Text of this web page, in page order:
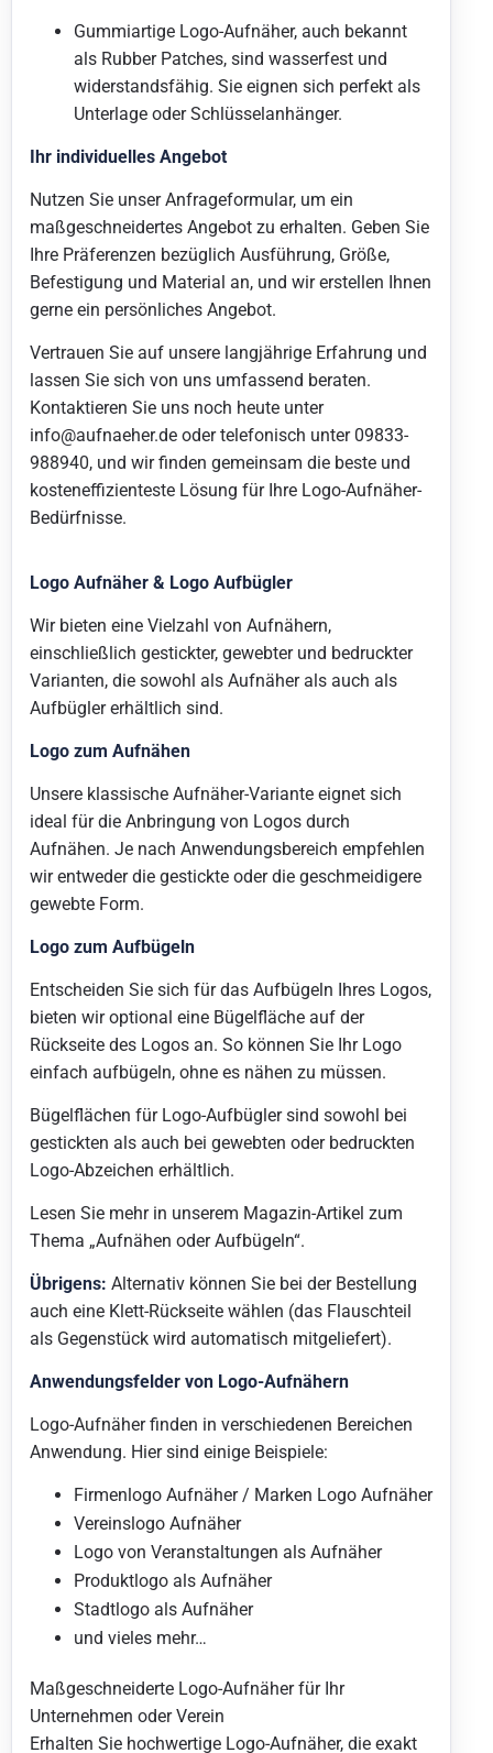
Gummiartige Logo-Aufnäher, auch bekannt
als Rubber Patches, sind wasserfest und
widerstandsfähig. Sie eignen sich perfekt als
Unterlage oder Schlüsselanhänger.
Ihr individuelles Angebot
Nutzen Sie unser Anfrageformular, um ein
maßgeschneidertes Angebot zu erhalten. Geben Sie
Ihre Präferenzen bezüglich Ausführung, Größe,
Befestigung und Material an, und wir erstellen Ihnen
gerne ein persönliches Angebot.
Vertrauen Sie auf unsere langjährige Erfahrung und
lassen Sie sich von uns umfassend beraten.
Kontaktieren Sie uns noch heute unter
info@aufnaeher.de oder telefonisch unter 09833-
988940, und wir finden gemeinsam die beste und
kosteneffizienteste Lösung für Ihre Logo-Aufnäher-
Bedürfnisse.
Logo Aufnäher & Logo Aufbügler
Wir bieten eine Vielzahl von Aufnähern,
einschließlich gestickter, gewebter und bedruckter
Varianten, die sowohl als Aufnäher als auch als
Aufbügler erhältlich sind.
Logo zum Aufnähen
Unsere klassische Aufnäher-Variante eignet sich
ideal für die Anbringung von Logos durch
Aufnähen. Je nach Anwendungsbereich empfehlen
wir entweder die gestickte oder die geschmeidigere
gewebte Form.
Logo zum Aufbügeln
Entscheiden Sie sich für das Aufbügeln Ihres Logos,
bieten wir optional eine Bügelfläche auf der
Rückseite des Logos an. So können Sie Ihr Logo
einfach aufbügeln, ohne es nähen zu müssen.
Bügelflächen für Logo-Aufbügler sind sowohl bei
gestickten als auch bei gewebten oder bedruckten
Logo-Abzeichen erhältlich.
Lesen Sie mehr in unserem Magazin-Artikel zum
Thema „Aufnähen oder Aufbügeln“.
Übrigens: Alternativ können Sie bei der Bestellung
auch eine Klett-Rückseite wählen (das Flauschteil
als Gegenstück wird automatisch mitgeliefert).
Anwendungsfelder von Logo-Aufnähern
Logo-Aufnäher finden in verschiedenen Bereichen
Anwendung. Hier sind einige Beispiele:
Firmenlogo Aufnäher / Marken Logo Aufnäher
Vereinslogo Aufnäher
Logo von Veranstaltungen als Aufnäher
Produktlogo als Aufnäher
Stadtlogo als Aufnäher
und vieles mehr…
Maßgeschneiderte Logo-Aufnäher für Ihr
Unternehmen oder Verein
Erhalten Sie hochwertige Logo-Aufnäher, die exakt